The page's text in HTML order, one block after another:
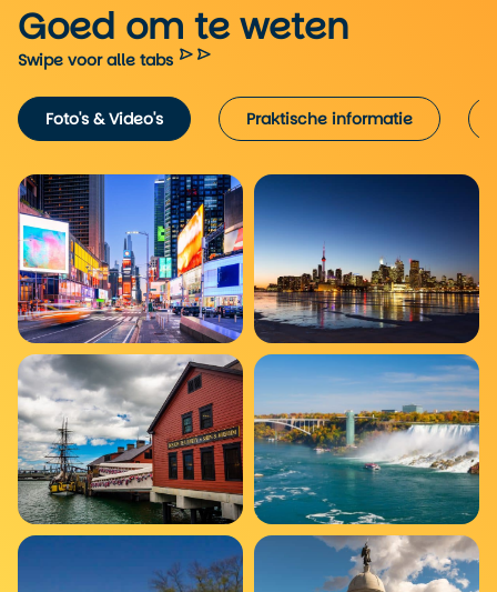
Goed om te weten
Swipe voor alle tabs
Foto's & Video's Praktische informatie